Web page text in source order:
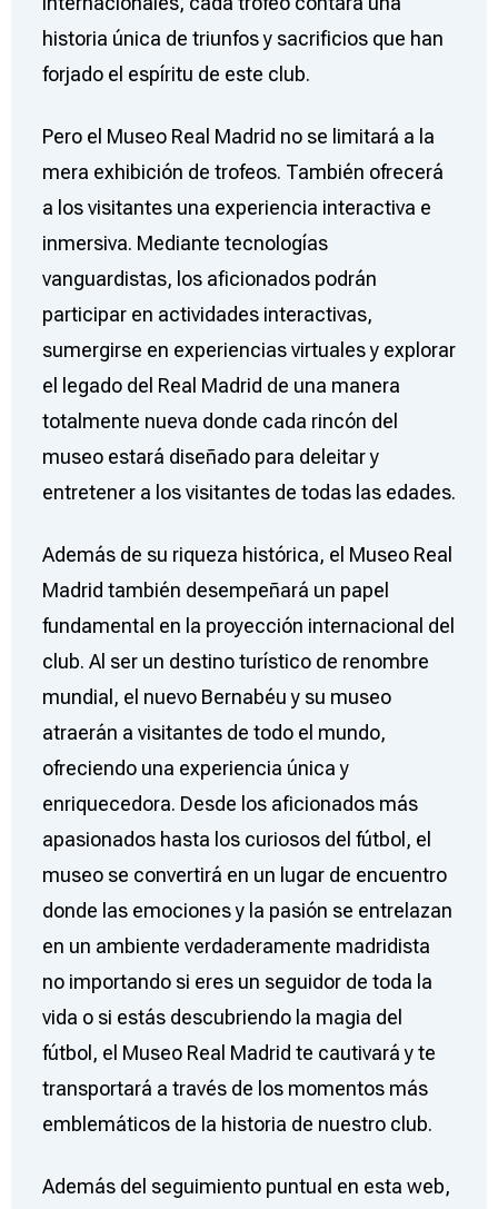
historia única de triunfos y sacrificios que han
forjado el espíritu de este club.
Pero el Museo Real Madrid no se limitará a la
mera exhibición de trofeos. También ofrecerá
a los visitantes una experiencia interactiva e
inmersiva. Mediante tecnologías
vanguardistas, los aficionados podrán
participar en actividades interactivas,
sumergirse en experiencias virtuales y explorar
el legado del Real Madrid de una manera
totalmente nueva donde cada rincón del
museo estará diseñado para deleitar y
entretener a los visitantes de todas las edades.
Además de su riqueza histórica, el Museo Real
Madrid también desempeñará un papel
fundamental en la proyección internacional del
club. Al ser un destino turístico de renombre
mundial, el nuevo Bernabéu y su museo
atraerán a visitantes de todo el mundo,
ofreciendo una experiencia única y
enriquecedora. Desde los aficionados más
apasionados hasta los curiosos del fútbol, el
museo se convertirá en un lugar de encuentro
donde las emociones y la pasión se entrelazan
en un ambiente verdaderamente madridista
no importando si eres un seguidor de toda la
vida o si estás descubriendo la magia del
fútbol, el Museo Real Madrid te cautivará y te
transportará a través de los momentos más
emblemáticos de la historia de nuestro club.
Además del seguimiento puntual en esta web,